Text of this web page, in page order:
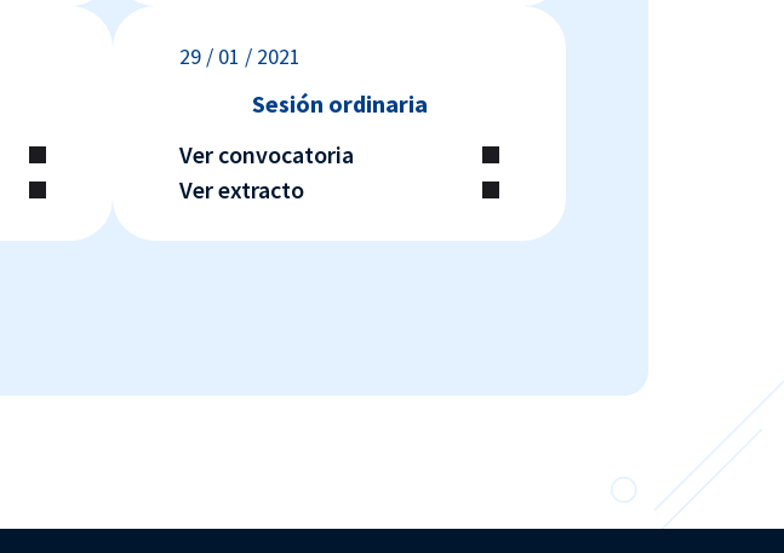
29 / 01 / 2021
Sesión ordinaria
Ver convocatoria
Ver extracto